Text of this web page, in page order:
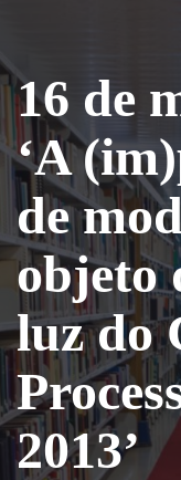
16 de
‘A
de
objeto
luz do
2013’